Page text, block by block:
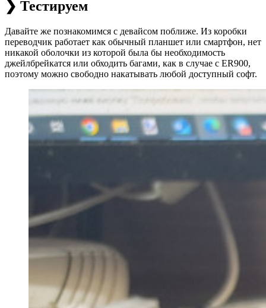
❯ Тестируем
Давайте же познакомимся с девайсом поближе. Из коробки
переводчик работает как обычный планшет или смартфон, нет
никакой оболочки из которой была бы необходимость
джейлбрейкатся или обходить багами, как в случае с ER900,
поэтому можно свободно накатывать любой доступный софт.